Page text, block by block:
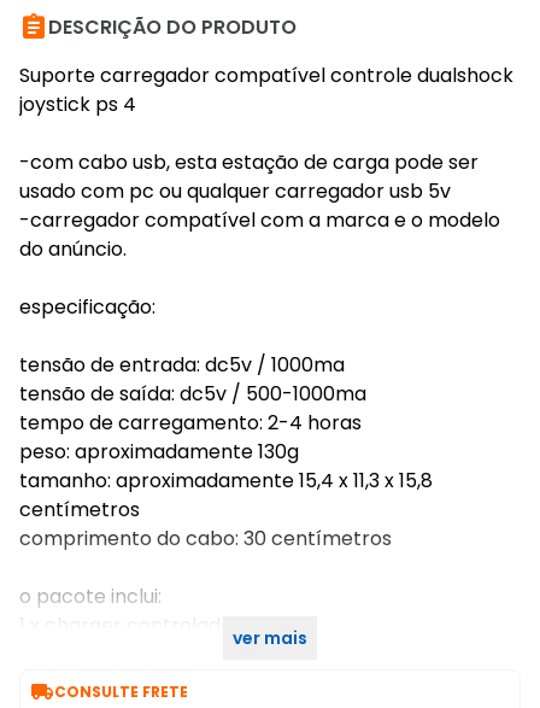
DESCRIÇÃO DO PRODUTO
Suporte carregador compatível controle dualshock
joystick ps 4
-com cabo usb, esta estação de carga pode ser
usado com pc ou qualquer carregador usb 5v
-carregador compatível com a marca e o modelo
do anúncio.
especificação:
tensão de entrada: dc5v / 1000ma
tensão de saída: dc5v / 500-1000ma
tempo de carregamento: 2-4 horas
peso: aproximadamente 130g
tamanho: aproximadamente 15,4 x 11,3 x 15,8
centímetros
comprimento do cabo: 30 centímetros
o pacote inclui:
1 x charger controlador ps 4
ver mais
CONSULTE FRETE